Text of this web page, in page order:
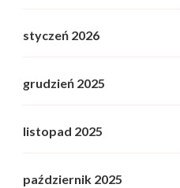
styczeń 2026
grudzień 2025
listopad 2025
październik 2025